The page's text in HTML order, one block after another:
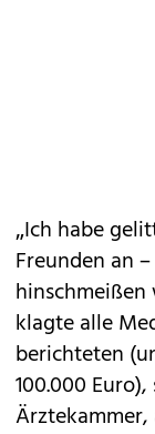
„Ich habe
Freunden an
hinschmeißen
klagte alle
berichteten
100.000